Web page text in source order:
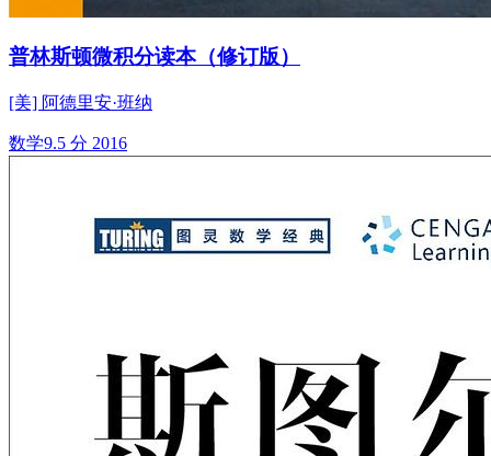
普林斯顿微积分读本（修订版）
[美] 阿德里安·班纳
数学9.5 分 2016